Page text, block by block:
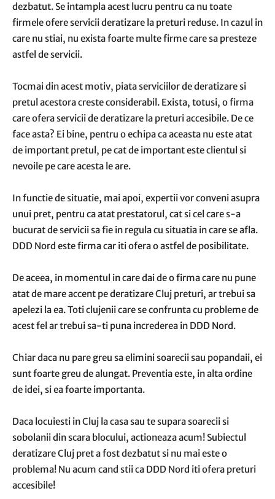
dezbatut. Se intampla acest lucru pentru ca nu toate
firmele ofere servicii deratizare la preturi reduse. In cazul in
care nu stiai, nu exista foarte multe firme care sa presteze
astfel de servicii.
Tocmai din acest motiv, piata serviciilor de deratizare si
pretul acestora creste considerabil. Exista, totusi, o firma
care ofera servicii de deratizare la preturi accesibile. De ce
face asta? Ei bine, pentru o echipa ca aceasta nu este atat
de important pretul, pe cat de important este clientul si
nevoile pe care acesta le are.
In functie de situatie, mai apoi, expertii vor conveni asupra
unui pret, pentru ca atat prestatorul, cat si cel care s-a
bucurat de servicii sa fie in regula cu situatia in care se afla.
DDD Nord este firma car iti ofera o astfel de posibilitate.
De aceea, in momentul in care dai de o firma care nu pune
atat de mare accent pe deratizare Cluj preturi, ar trebui sa
apelezi la ea. Toti clujenii care se confrunta cu probleme de
acest fel ar trebui sa-ti puna increderea in DDD Nord.
Chiar daca nu pare greu sa elimini soarecii sau popandaii, ei
sunt foarte greu de alungat. Preventia este, in alta ordine
de idei, si ea foarte importanta.
Daca locuiesti in Cluj la casa sau te supara soarecii si
sobolanii din scara blocului, actioneaza acum! Subiectul
deratizare Cluj pret a fost dezbatut si nu mai este o
problema! Nu acum cand stii ca DDD Nord iti ofera preturi
accesibile!